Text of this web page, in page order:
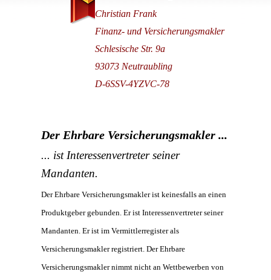
Christian Frank
Finanz- und Versicherungsmakler
Schlesische Str. 9a
93073 Neutraubling
D-6SSV-4YZVC-78
Der Ehrbare Versicherungsmakler ...
... ist Interessenvertreter seiner
Mandanten.
Der Ehrbare Versicherungsmakler ist keinesfalls an einen
Produktgeber gebunden. Er ist Interessenvertreter seiner
Mandanten. Er ist im Vermittlerregister als
Versicherungsmakler registriert. Der Ehrbare
Versicherungsmakler nimmt nicht an Wettbewerben von